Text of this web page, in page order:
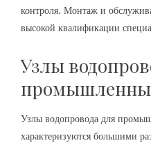
контроля. Монтаж и
высокой квалификации
Узлы
Узлы водопровода для
характеризуются большими